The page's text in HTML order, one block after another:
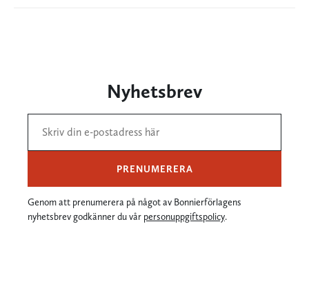
Nyhetsbrev
PRENUMERERA
Genom att prenumerera på något av Bonnierförlagens
nyhetsbrev godkänner du vår personuppgiftspolicy.